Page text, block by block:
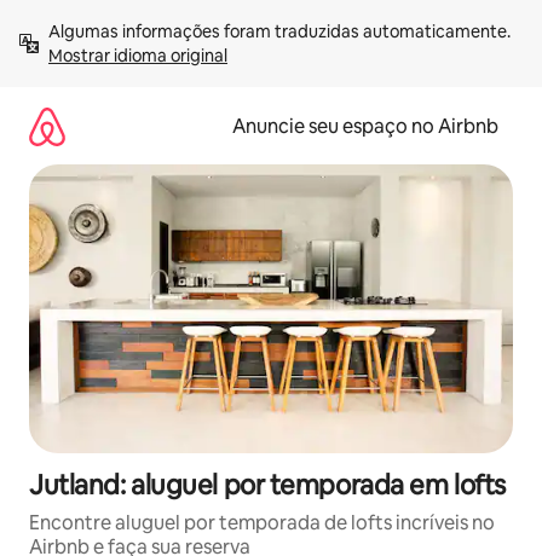
para
Mostrar idioma original
Anuncie seu espaço no Airbnb
Jutland: aluguel por temporada em lofts
Encontre aluguel por temporada de lofts incríveis no
Airbnb e faça sua reserva